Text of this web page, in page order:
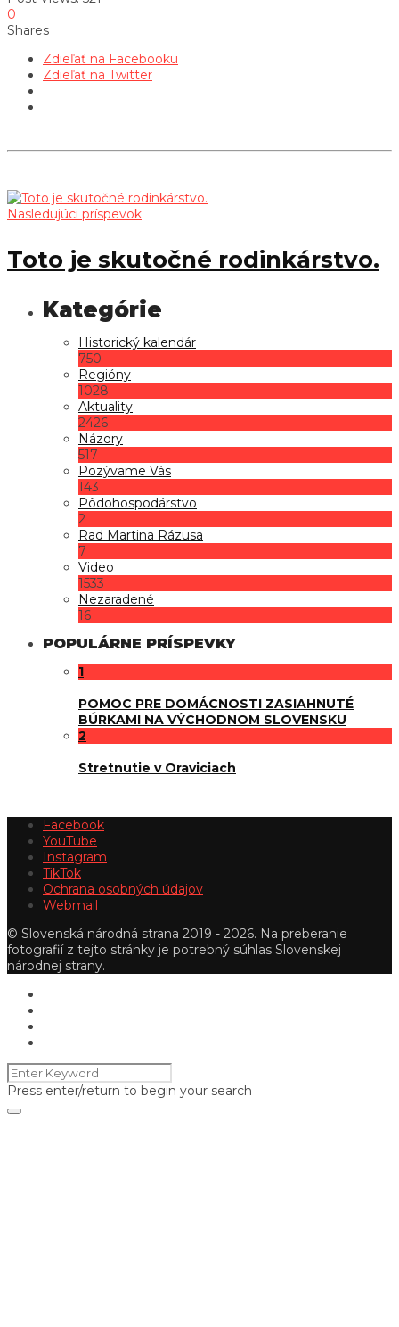
0
Shares
Zdieľať na Facebooku
Zdieľať na Twitter
Nasledujúci príspevok
Toto je skutočné rodinkárstvo.
Historický kalendár
750
Regióny
1028
Aktuality
2426
Názory
517
Pozývame Vás
143
Pôdohospodárstvo
2
Rad Martina Rázusa
7
Video
1533
Nezaradené
16
POPULÁRNE PRÍSPEVKY
1
POMOC PRE DOMÁCNOSTI ZASIAHNUTÉ
BÚRKAMI NA VÝCHODNOM SLOVENSKU
2
Stretnutie v Oraviciach
Facebook
YouTube
Instagram
TikTok
Ochrana osobných údajov
Webmail
© Slovenská národná strana 2019 - 2026. Na preberanie
fotografií z tejto stránky je potrebný súhlas Slovenskej
národnej strany.
Press enter/return to begin your search